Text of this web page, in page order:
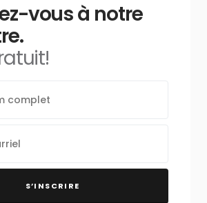
vous à notre
S’INSCRIRE